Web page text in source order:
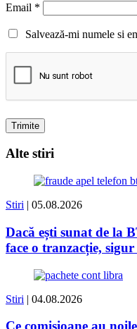
Email *
Salvează-mi numele si
Alte stiri
Stiri | 05.08.2026
Dacă ești sunat de la
face o tranzacție,
Stiri | 04.08.2026